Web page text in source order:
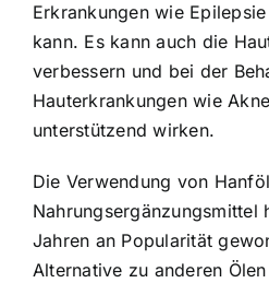
Erkrankungen wie
kann. Es kann auch die
verbessern und bei der
Hauterkrankungen wie
unterstützend wirken.
Die Verwendung von
Nahrungsergänzungsmittel
Jahren an Popularität
Alternative zu anderen